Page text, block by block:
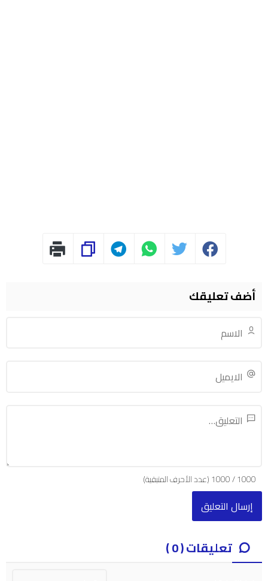
أضف تعليقك
1000
/
1000(عدد الأحرف المتبقية)
تعليقات ( 0 )